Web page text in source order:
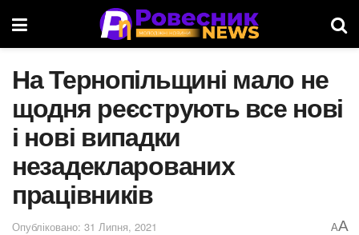
На Тернопільщині мало не
щодня реєструють все нові
і нові випадки
незадекларованих
працівників
Опубліковано: 31 Липня, 2021 AA